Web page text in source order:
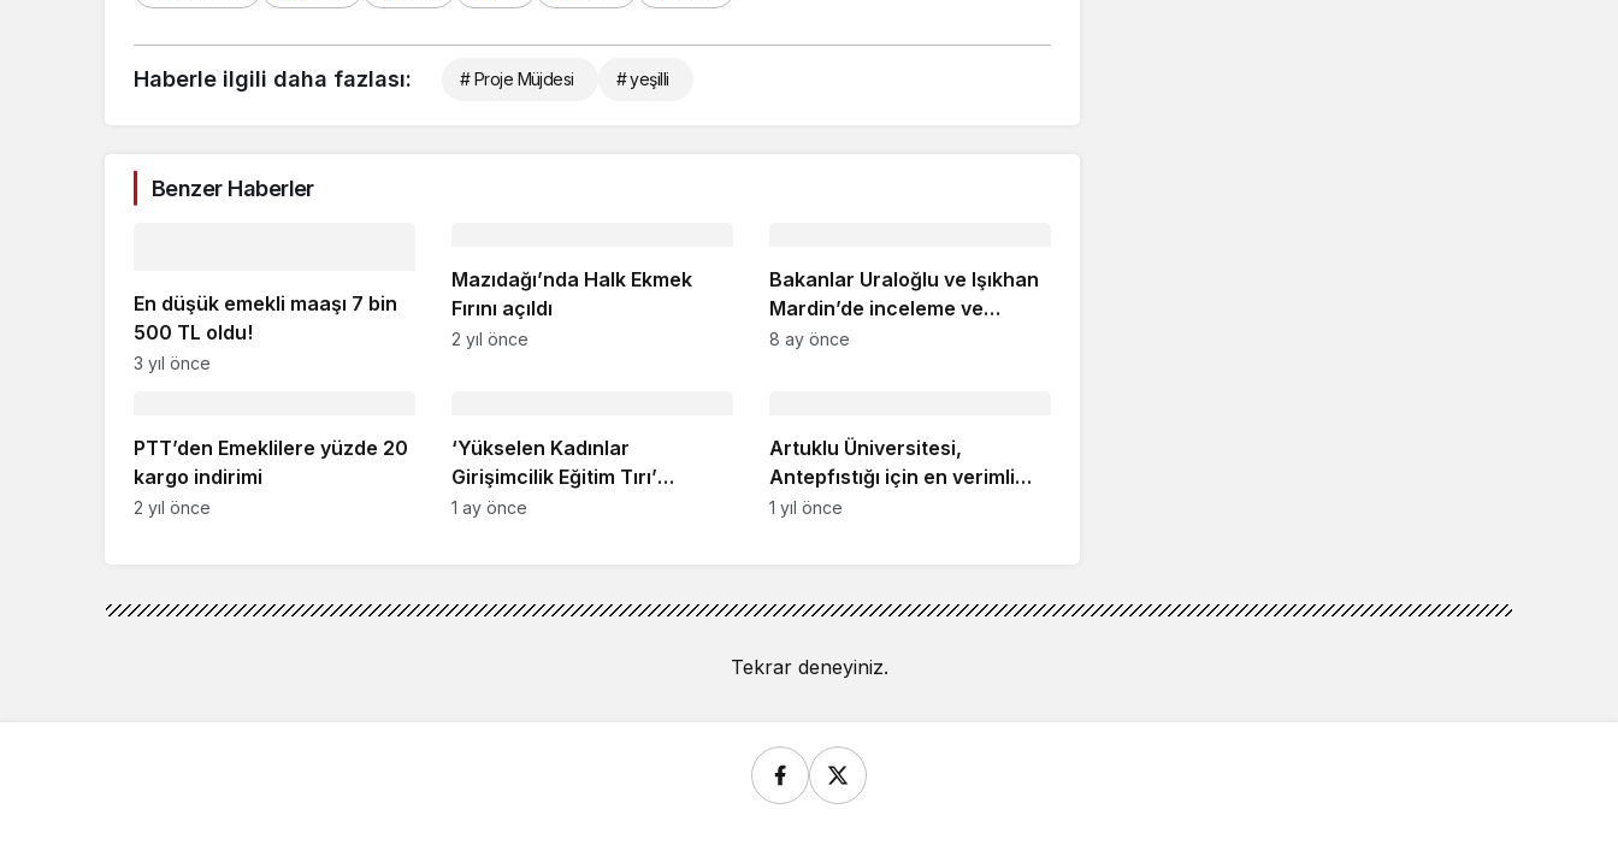
Haberle ilgili daha fazlası: # Proje Müjdesi # yeşilli
Benzer Haberler
En düşük emekli maaşı 7 bin
500 TL oldu!
3 yıl önce
Mazıdağı’nda Halk Ekmek
Fırını açıldı
2 yıl önce
Bakanlar Uraloğlu ve Işıkhan
Mardin’de inceleme ve
ziyaretlerde bulundu
8 ay önce
PTT’den Emeklilere yüzde 20
kargo indirimi
2 yıl önce
‘Yükselen Kadınlar
Girişimcilik Eğitim Tırı’
Mardin’de
1 ay önce
Artuklu Üniversitesi,
Antepfıstığı için en verimli
alanları haritalandırdı
1 yıl önce
Tekrar deneyiniz.